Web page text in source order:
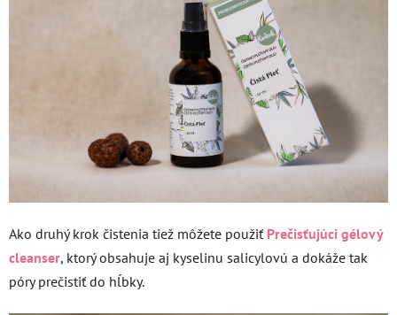
Ako druhý krok čistenia tiež môžete použiť Prečisťujúci gélový
cleanser, ktorý obsahuje aj kyselinu salicylovú a dokáže tak
póry prečistiť do hĺbky.